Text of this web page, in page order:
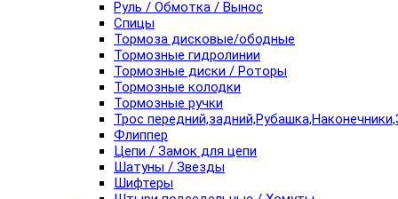
Руль / Обмотка / Вынос
Спицы
Тормоза дисковые/ободные
Тормозные гидролинии
Тормозные диски / Роторы
Тормозные колодки
Тормозные ручки
Трос
Флиппер
Цепи / Замок для цепи
Шатуны / Звезды
Шифтеры